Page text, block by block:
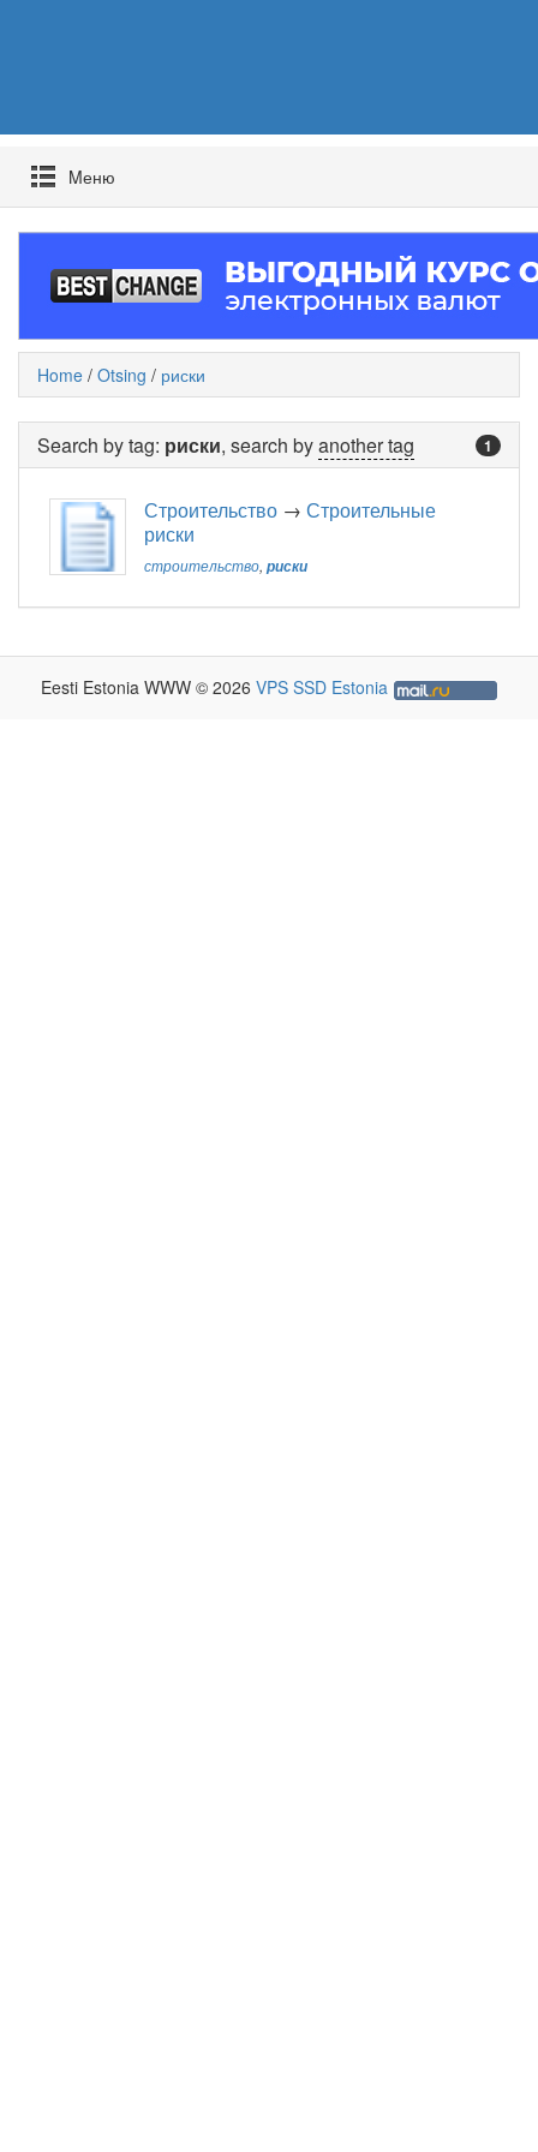
Mеню
Home / Otsing / риски
1
Search by tag: риски, search byanother tag
Строительство → Строительные
риски
строительство, риски
Eesti Estonia WWW © 2026 VPS SSD Estonia